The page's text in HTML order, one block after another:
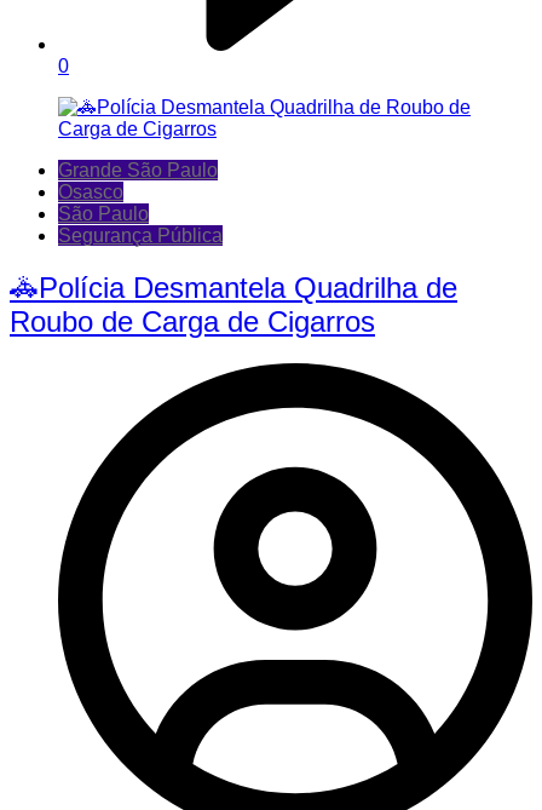
0
Grande São Paulo
Osasco
São Paulo
Segurança Pública
🚓Polícia Desmantela Quadrilha de
Roubo de Carga de Cigarros